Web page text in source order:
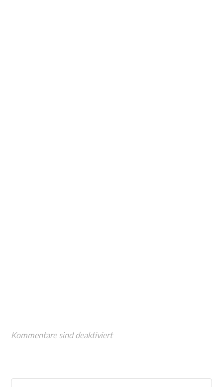
Kommentare sind deaktiviert